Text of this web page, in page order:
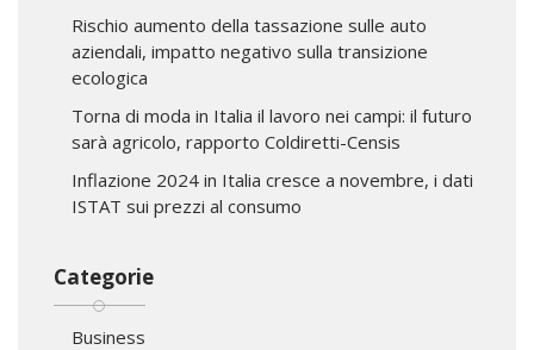
Rischio aumento della tassazione sulle auto
aziendali, impatto negativo sulla transizione
ecologica
Torna di moda in Italia il lavoro nei campi: il futuro
sarà agricolo, rapporto Coldiretti-Censis
Inflazione 2024 in Italia cresce a novembre, i dati
ISTAT sui prezzi al consumo
Categorie
Business